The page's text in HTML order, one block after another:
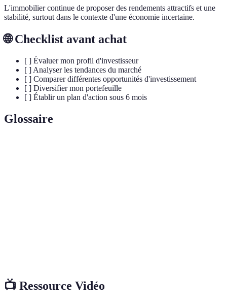
L'immobilier continue de proposer des rendements attractifs et une
stabilité, surtout dans le contexte d'une économie incertaine.
🌐 Checklist avant achat
[ ] Évaluer mon profil d'investisseur
[ ] Analyser les tendances du marché
[ ] Comparer différentes opportunités d'investissement
[ ] Diversifier mon portefeuille
[ ] Établir un plan d'action sous 6 mois
Glossaire
📺 Ressource Vidéo